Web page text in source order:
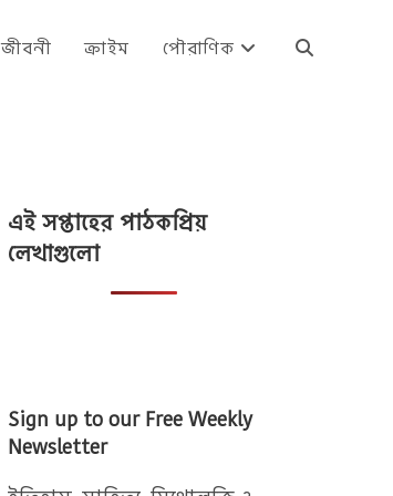
জীবনী ক্রাইম পৌরাণিক Toggle
এই সপ্তাহের পাঠকপ্রিয়
লেখাগুলো
Sign up to our Free Weekly
Newsletter